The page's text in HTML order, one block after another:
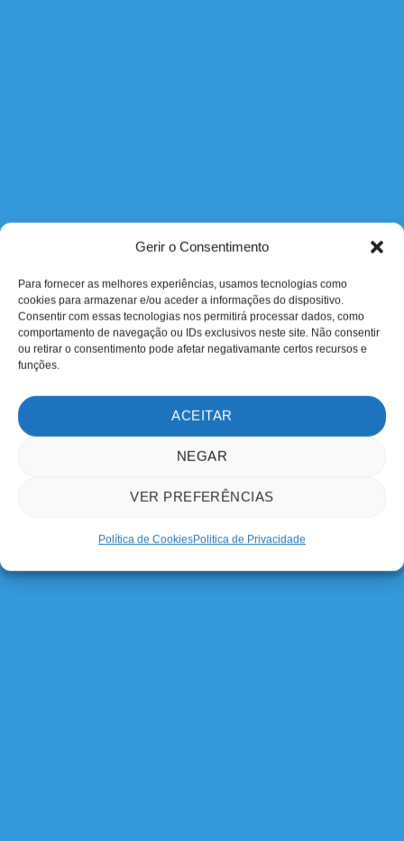
Gerir o Consentimento
Para fornecer as melhores experiências, usamos tecnologias como
cookies para armazenar e/ou aceder a informações do dispositivo.
Consentir com essas tecnologias nos permitirá processar dados, como
comportamento de navegação ou IDs exclusivos neste site. Não consentir
ou retirar o consentimento pode afetar negativamante certos recursos e
funções.
ACEITAR
NEGAR
VER PREFERÊNCIAS
Política de CookiesPolitica de Privacidade